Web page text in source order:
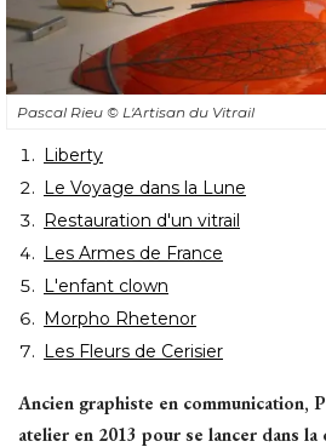
Pascal Rieu © L'Artisan du Vitrail
Liberty
Le Voyage dans la Lune
Restauration d'un vitrail
Les Armes de France
L'enfant clown
Morpho Rhetenor
Les Fleurs de Cerisier
Ancien graphiste en communication,
atelier en 2013 pour se lancer dans